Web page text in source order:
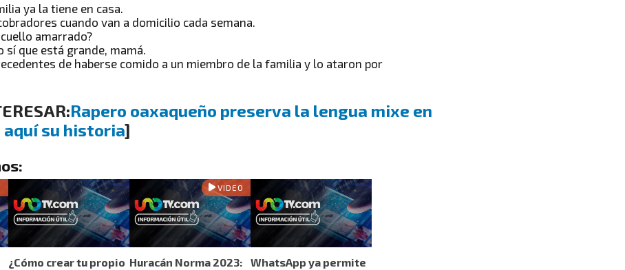
ya la tiene en casa.
cuando van a domicilio cada semana.
amarrado?
sí que está grande, mamá.
de haberse comido a un miembro de la familia y lo ataron por
Rapero oaxaqueño preserva la lengua mixe en
aquí su historia]
¿Cómo crear tu propio
VIDEO
Huracán Norma 2023:
WhatsApp ya permite